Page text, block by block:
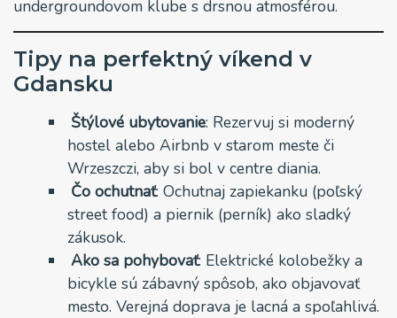
undergroundovom klube s drsnou atmosférou.
Tipy na perfektný víkend v
Gdansku
Štýlové ubytovanie: Rezervuj si moderný
hostel alebo Airbnb v starom meste či
Wrzeszczi, aby si bol v centre diania.
Čo ochutnať: Ochutnaj zapiekanku (poľský
street food) a piernik (perník) ako sladký
zákusok.
Ako sa pohybovať: Elektrické kolobežky a
bicykle sú zábavný spôsob, ako objavovať
mesto. Verejná doprava je lacná a spoľahlivá.